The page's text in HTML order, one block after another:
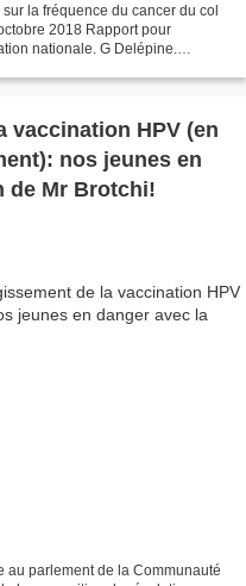
la fréquence du cancer du col
2018 Rapport pour
nationale. G Delépine.
vaccination HPV (en
nos jeunes en
de Mr Brotchi!
au parlement de la Communauté